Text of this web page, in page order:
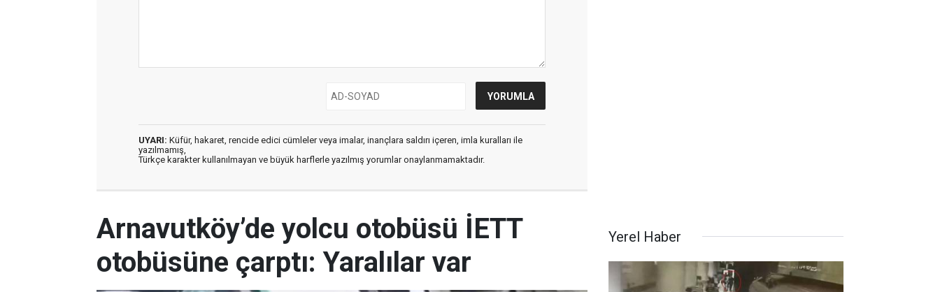
UYARI: Küfür, hakaret, rencide edici cümleler veya imalar, inançlara saldırı içeren, imla kuralları ile
yazılmamış,
Türkçe karakter kullanılmayan ve büyük harflerle yazılmış yorumlar onaylanmamaktadır.
Arnavutköy’de yolcu otobüsü İETT
otobüsüne çarptı: Yaralılar var
Yerel Haber